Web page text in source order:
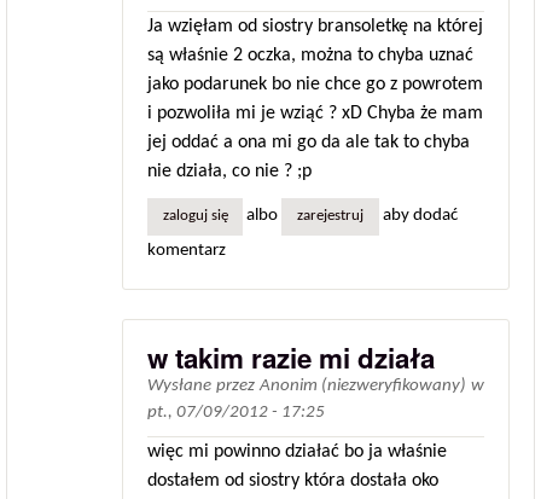
Ja wzięłam od siostry bransoletkę na której
są właśnie 2 oczka, można to chyba uznać
jako podarunek bo nie chce go z powrotem
i pozwoliła mi je wziąć ? xD Chyba że mam
jej oddać a ona mi go da ale tak to chyba
nie działa, co nie ? ;p
zaloguj się albo zarejestruj
aby dodać
komentarz
w takim razie mi działa
Wysłane przezAnonim (niezweryfikowany) w
pt., 07/09/2012 - 17:25
więc mi powinno działać bo ja właśnie
dostałem od siostry która dostała oko